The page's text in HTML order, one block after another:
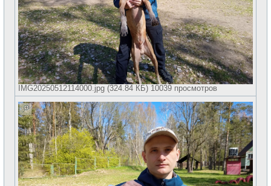
IMG20250512114000.jpg (324.84 КБ) 10039 просмотров